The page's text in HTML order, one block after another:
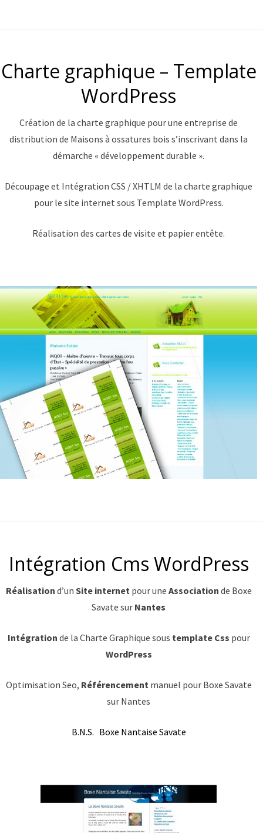
Charte graphique – Template
WordPress
Création de la charte graphique pour une entreprise de
distribution de Maisons à ossatures bois s’inscrivant dans la
démarche « développement durable ».
Découpage et Intégration CSS / XHTLM de la charte graphique
pour le site internet sous Template WordPress.
Réalisation des cartes de visite et papier entête.
Intégration Cms WordPress
Réalisation d’un Site internetpour une Association de Boxe
Savate sur Nantes
Intégration de la Charte Graphique sous template Css pour
WordPress
Optimisation Seo, Référencement manuel pour Boxe Savate
sur Nantes
B.N.S. Boxe Nantaise Savate